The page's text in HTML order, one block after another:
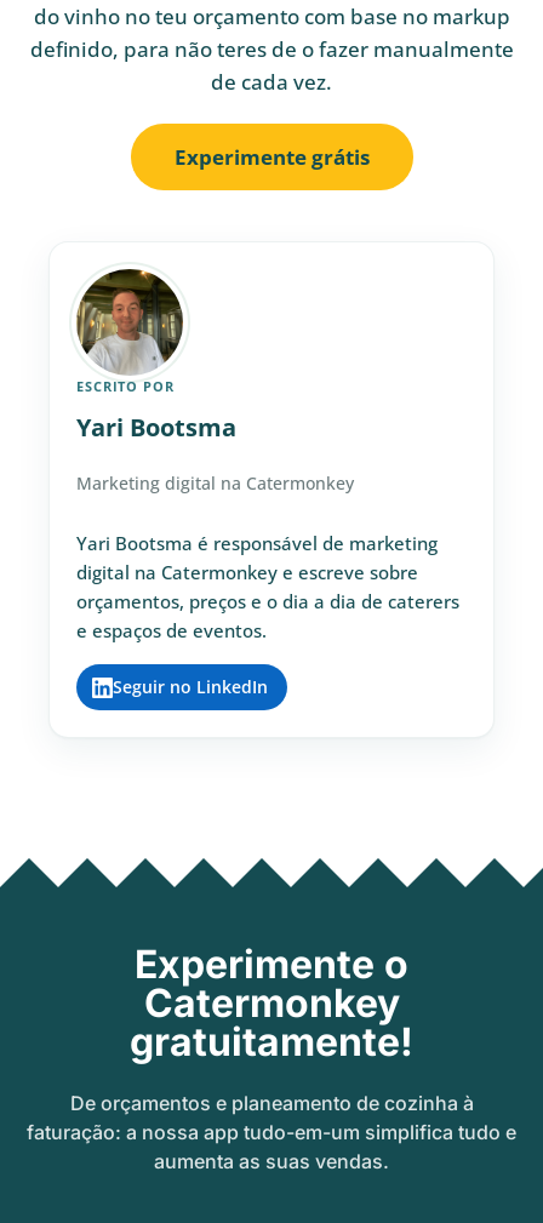
do vinho no teu orçamento com base no markup
definido, para não teres de o fazer manualmente
de cada vez.
Experimente grátis
ESCRITO POR
Yari Bootsma
Marketing digital na Catermonkey
Yari Bootsma é responsável de marketing
digital na Catermonkey e escreve sobre
orçamentos, preços e o dia a dia de caterers
e espaços de eventos.
Seguir no LinkedIn
Experimente o
Catermonkey
gratuitamente!
De orçamentos e planeamento de cozinha à
faturação: a nossa app tudo-em-um simplifica tudo e
aumenta as suas vendas.